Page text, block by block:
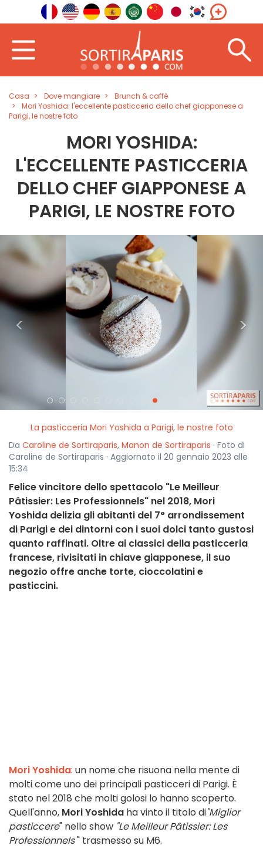
Casa Dove mangiare
Brunch & caffè
Mori Yoshida: l'eccellente pasticceria dello chef giapponese a
Parigi, le nostre foto
MORI YOSHIDA:
L'ECCELLENTE PASTICCERIA
DELLO CHEF GIAPPONESE A
PARIGI, LE NOSTRE FOTO
< >
La pasticceria Mori Yoshida a Parigi, le nostre foto
Da Caroline de Sortiraparis, Manon de Sortiraparis · Foto di
Caroline de Sortiraparis · Aggiornato il 20 gennaio 2023 alle
15:34
Felice vincitore dello spettacolo "Le Meilleur
Pâtissier: Les Professionnels" nel 2018, Mori
Yoshida delizia gli abitanti del 7° arrondissement
di Parigi e dei dintorni con i suoi dolci tanto gustosi
quanto raffinati. Oltre ai classici della pasticceria
francese, rivisitati in chiave giapponese, il suo
negozio offre anche torte, cioccolatini e
pasticcini.
Mori Yoshida: un nome che risuona nella mente di
molti come uno dei principali pasticceri di Parigi. È
stato nel 2018 che molti golosi lo hanno scoperto.
Quell'anno, Mori Yoshida ha vinto il titolo di"Miglior
pasticcere" nello show "Le Meilleur Pâtissier: Les
Professionnels" trasmesso su M6.